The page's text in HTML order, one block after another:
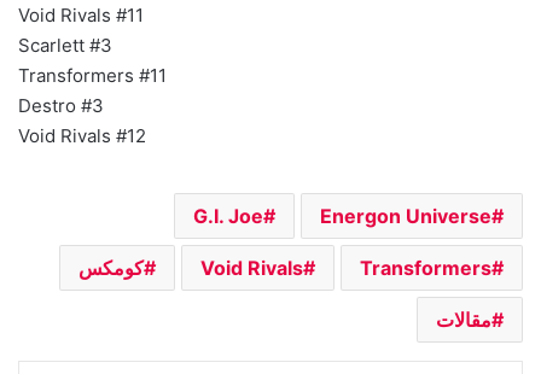
Void Rivals #11
Scarlett #3
Transformers #11
Destro #3
Void Rivals #12
Energon Universe
G.I. Joe
Transformers
Void Rivals كومكس
مقالات